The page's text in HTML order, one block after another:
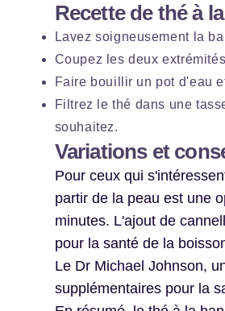
Recette de thé à
Lavez soigneusement la
Coupez les deux
Faire bouillir un pot d'eau
Filtrez le thé dans une
souhaitez.
Variations et
Pour ceux qui
partir de la peau est une
minutes. L'ajout de
pour la santé de la
Le Dr Michael Johnson,
supplémentaires pour la